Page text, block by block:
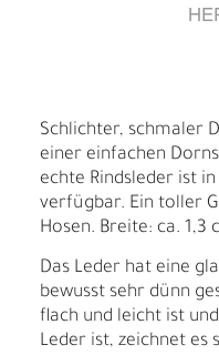
Schlichter, schmaler
einer einfachen
echte Rindsleder ist
verfügbar. Ein toller
Hosen. Breite: ca. 1,3
Das Leder hat eine
bewusst sehr dünn
flach und leicht ist
Leder ist, zeichnet es